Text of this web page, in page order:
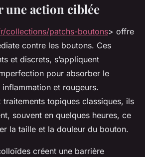
une action ciblée
collections/patchs-boutons> offre
contre les boutons. Ces
et discrets, s’appliquent
pour absorber le
et rougeurs.
traitements topiques classiques, ils
souvent en quelques heures, ce
la taille et la douleur du bouton.
créent une barrière